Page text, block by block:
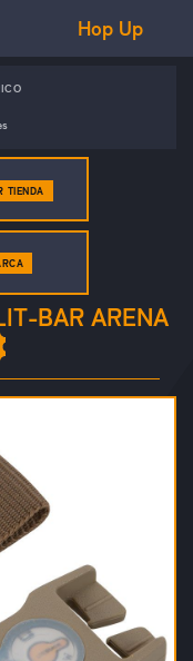
Hop Up
TIENDA
BAR ARENA